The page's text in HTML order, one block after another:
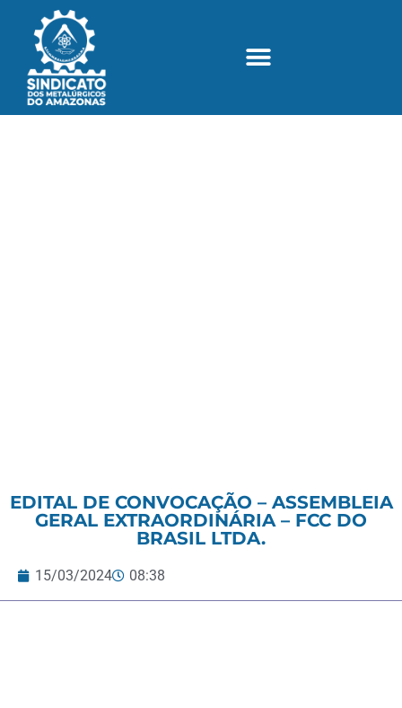
EDITAL DE CONVOCAÇÃO – ASSEMBLEIA
GERAL EXTRAORDINÁRIA – FCC DO
BRASIL LTDA.
15/03/2024 08:38